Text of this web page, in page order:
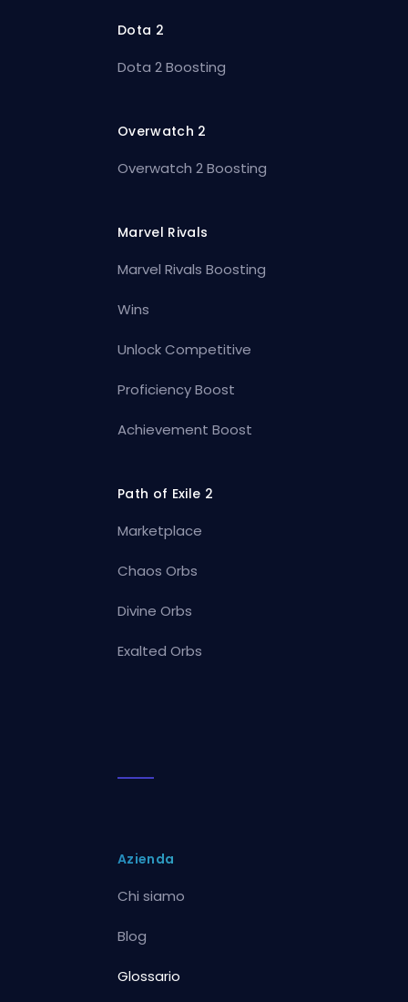
Dota 2
Dota 2 Boosting
Overwatch 2
Overwatch 2 Boosting
Marvel Rivals
Marvel Rivals Boosting
Wins
Unlock Competitive
Proficiency Boost
Achievement Boost
Path of Exile 2
Marketplace
Chaos Orbs
Divine Orbs
Exalted Orbs
Azienda
Chi siamo
Blog
Glossario